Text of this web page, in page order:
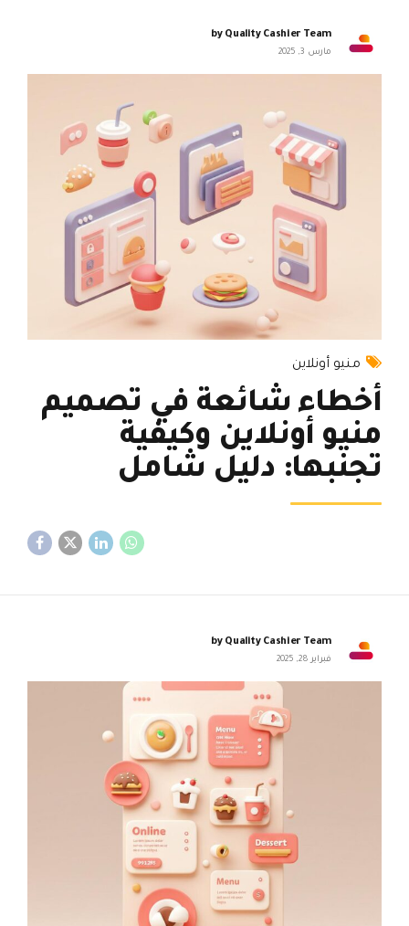
by Quality Cashier Team
مارس 3, 2025
منيو أونلاين
أخطاء شائعة في تصميم
منيو أونلاين وكيفية
تجنبها: دليل شامل
by Quality Cashier Team
فبراير 28, 2025